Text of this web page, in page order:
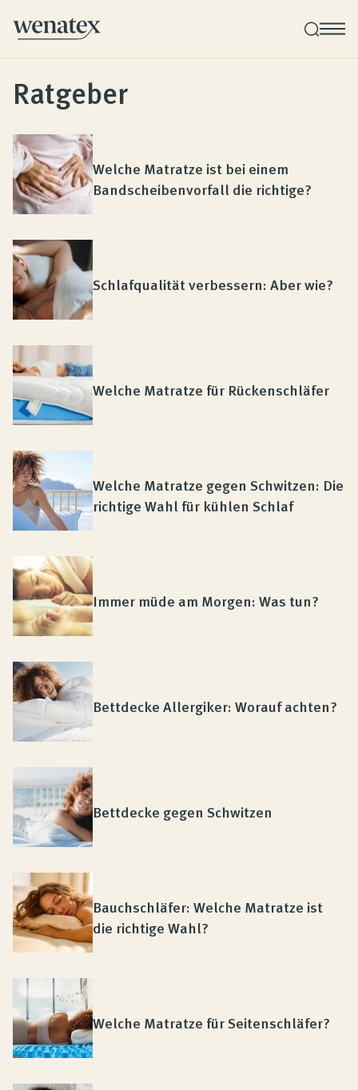
Wenatex Schlafberatung
Produkte
Qualität und Garantie
Kundenbewertungen
Produktberatung
Unternehmen
Kontakt
Magazin
Ratgeber
Welche Matratze ist bei einem
Bandscheibenvorfall die richtige?
Schlafqualität verbessern: Aber wie?
Welche Matratze für Rückenschläfer
Welche Matratze gegen Schwitzen: Die
richtige Wahl für kühlen Schlaf
Immer müde am Morgen: Was tun?
Bettdecke Allergiker: Worauf achten?
Bettdecke gegen Schwitzen
Bauchschläfer: Welche Matratze ist
die richtige Wahl?
Welche Matratze für Seitenschläfer?